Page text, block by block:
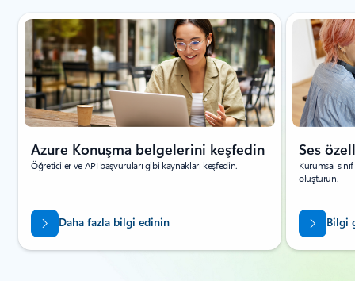
Slayt 1/8 gösteriliyor
Azure Konuşma belgelerini keşfedin
Öğreticiler ve API başvuruları gibi kaynakları keşfedin.
Daha fazla bilgi edinin
Ses
Kurumsal
oluşturun.
Bilgi